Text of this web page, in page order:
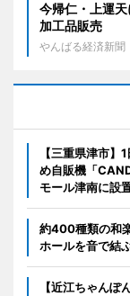
今帰仁・上運
加工品販売
やんばる経済新聞
【三重県津市
め自販機「
モール津南に設置
約400種類の和
ホールを音で結ぶ
【近江ちゃんぽ